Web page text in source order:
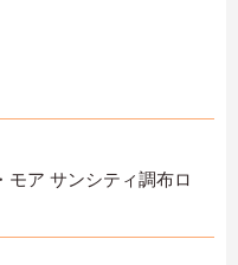
モア サンシティ調布ロ